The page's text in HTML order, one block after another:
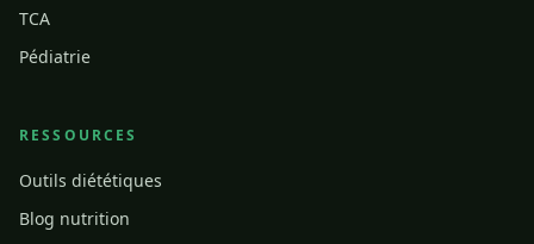
TCA
Pédiatrie
RESSOURCES
Outils diététiques
Blog nutrition